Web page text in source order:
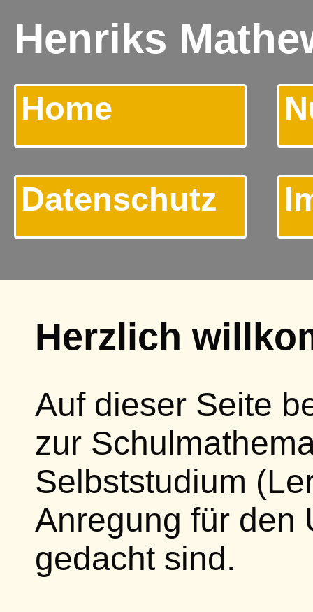
Henriks
Home
Datenschutz
Herzlich
Auf dieser Seite
zur
Selbststudium
Anregung für den
gedacht sind.